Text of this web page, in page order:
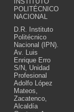
POLITÉCNICO
NACIONAL
D.R. Instituto
Politécnico
Nacional (IPN).
Av. Luis
Enrique Erro
S/N, Unidad
Profesional
Adolfo López
Mateos,
Zacatenco,
Alcaldía